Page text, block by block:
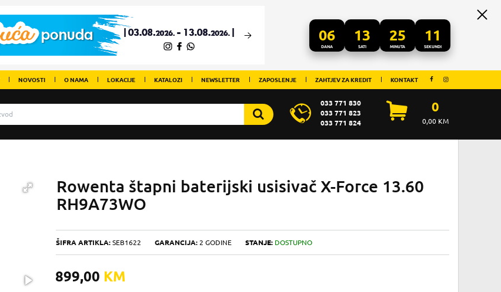
06
DANA
13
SATI
25
MINUTA
09
SEKUNDI
NOVOSTI O NAMA LOKACIJE KATALOZI NEWSLETTER ZAPOSLENJE ZAHTJEV ZA KREDIT KONTAKT
033 771 830
033 771 823
033 771 824
0
0,00KM
Rowenta štapni baterijski usisivač X-Force 13.60
RH9A73WO
ŠIFRA ARTIKLA: SEB1622 GARANCIJA: 2 GODINE STANJE: DOSTUPNO
899,00 KM